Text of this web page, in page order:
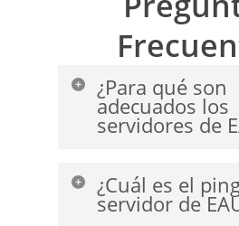
¿Para qué son
adecuados los
servidores de
servidor de EAU son
Mikrotik, reducción de
¿Cuál es el
servidor de